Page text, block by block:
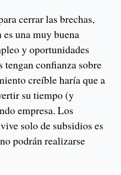
cerrar las brechas,
una muy buena
y oportunidades
tengan confianza sobre
creíble haría que a
su tiempo (y
empresa. Los
solo de subsidios es
podrán realizarse